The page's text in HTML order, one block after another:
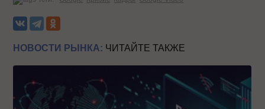
НОВОСТИ РЫНКА: ЧИТАЙТЕ ТАКЖЕ